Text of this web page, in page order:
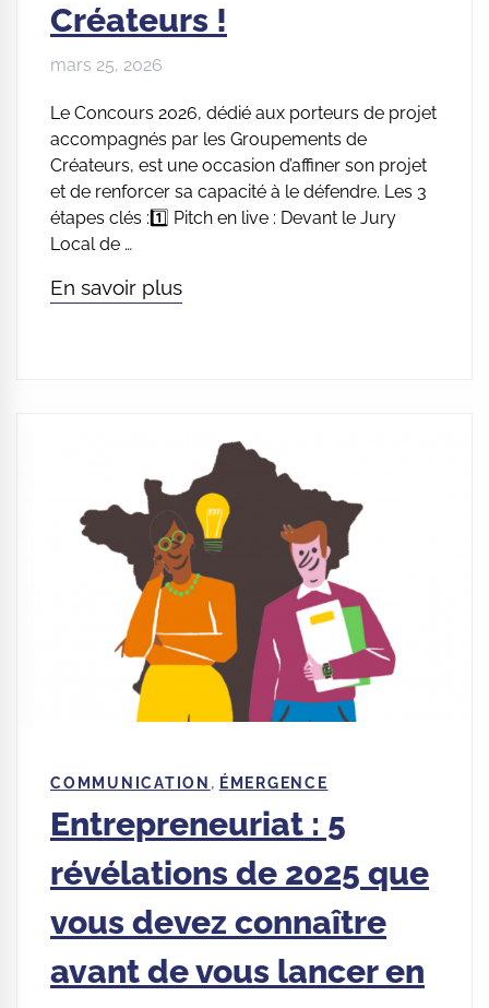
Créateurs !
mars 25, 2026
Le Concours 2026, dédié aux porteurs de projet
accompagnés par les Groupements de
Créateurs, est une occasion d’affiner son projet
et de renforcer sa capacité à le défendre. Les 3
étapes clés :1️⃣ Pitch en live : Devant le Jury
Local de …
En savoir plus
COMMUNICATION , ÉMERGENCE
Entrepreneuriat : 5
révélations de 2025 que
vous devez connaître
avant de vous lancer en